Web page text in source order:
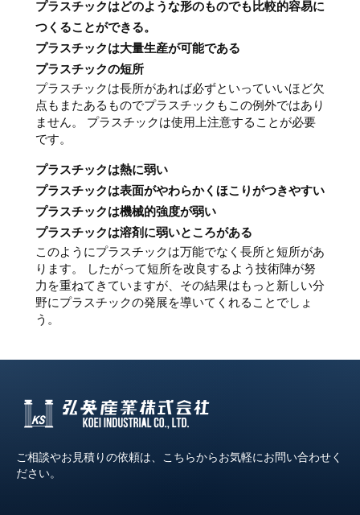
プラスチックはどのような形のものでも比較的容易に
つくることができる。
プラスチックは大量生産が可能である
プラスチックの短所
プラスチックは長所があれば必ずといっていいほど欠
点もまたあるものでプラスチックもこの例外ではあり
ません。 プラスチックは使用上注意することが必要
です。
プラスチックは熱に弱い
プラスチックは表面がやわらかくほこりがつきやすい
プラスチックは機械的強度が弱い
プラスチックは溶剤に弱いところがある
このようにプラスチックは万能でなく長所と短所があ
ります。 したがって短所を改良するよう技術陣が努
力を重ねてきていますが、その結果はもっと新しい分
野にプラスチックの発展を導いてくれることでしょ
う。
ご相談やお見積りの依頼は、こちらからお気軽にお問い合わせく
ださい。